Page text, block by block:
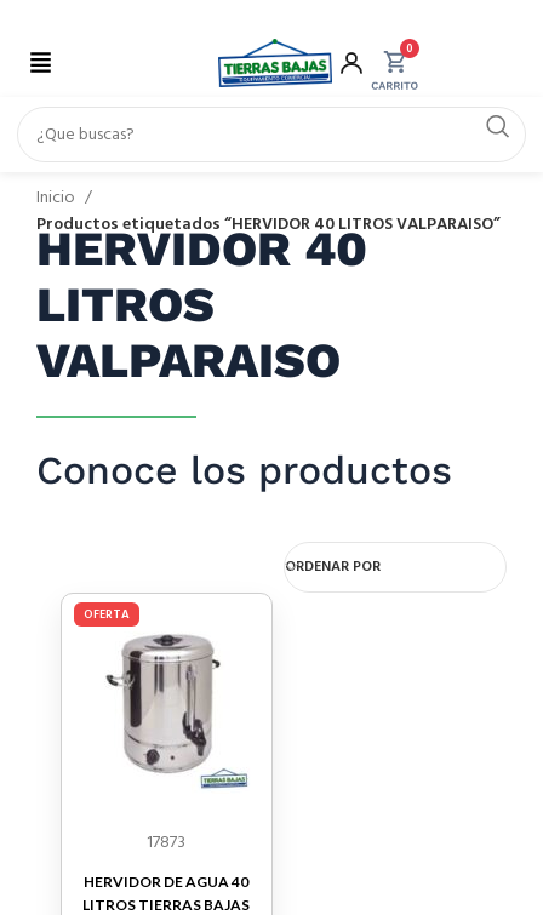
0
Inicio
Productos etiquetados “HERVIDOR 40 LITROS VALPARAISO”
HERVIDOR 40
LITROS
VALPARAISO
Conoce los productos
ORDENAR POR
OFERTA
17873
HERVIDOR DE AGUA 40
LITROS TIERRAS BAJAS